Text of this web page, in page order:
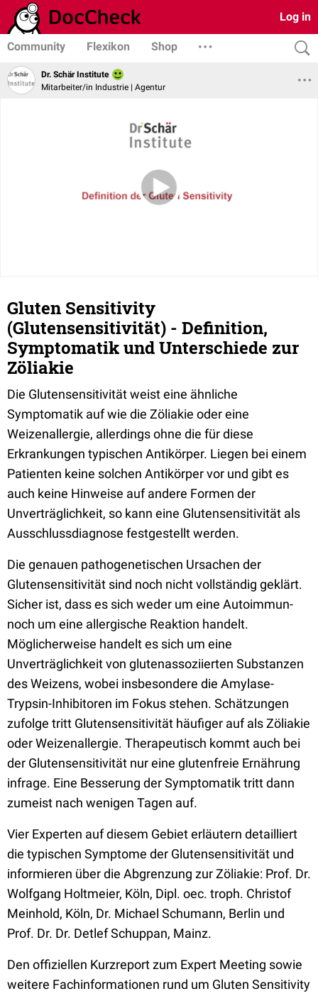
Log in
Community Flexikon Shop
Dr. Schär Institute
Mitarbeiter/in Industrie | Agentur
Gluten Sensitivity
(Glutensensitivität) - Definition,
Symptomatik und Unterschiede zur
Zöliakie
Die Glutensensitivität weist eine ähnliche
Symptomatik auf wie die Zöliakie oder eine
Weizenallergie, allerdings ohne die für diese
Erkrankungen typischen Antikörper. Liegen bei einem
Patienten keine solchen Antikörper vor und gibt es
auch keine Hinweise auf andere Formen der
Unverträglichkeit, so kann eine Glutensensitivität als
Ausschlussdiagnose festgestellt werden.
Die genauen pathogenetischen Ursachen der
Glutensensitivität sind noch nicht vollständig geklärt.
Sicher ist, dass es sich weder um eine Autoimmun-
noch um eine allergische Reaktion handelt.
Möglicherweise handelt es sich um eine
Unverträglichkeit von glutenassoziierten Substanzen
des Weizens, wobei insbesondere die Amylase-
Trypsin-Inhibitoren im Fokus stehen. Schätzungen
zufolge tritt Glutensensitivität häufiger auf als Zöliakie
oder Weizenallergie. Therapeutisch kommt auch bei
der Glutensensitivität nur eine glutenfreie Ernährung
infrage. Eine Besserung der Symptomatik tritt dann
zumeist nach wenigen Tagen auf.
Vier Experten auf diesem Gebiet erläutern detailliert
die typischen Symptome der Glutensensitivität und
informieren über die Abgrenzung zur Zöliakie: Prof. Dr.
Wolfgang Holtmeier, Köln, Dipl. oec. troph. Christof
Meinhold, Köln, Dr. Michael Schumann, Berlin und
Prof. Dr. Dr. Detlef Schuppan, Mainz.
Den offiziellen Kurzreport zum Expert Meeting sowie
weitere Fachinformationen rund um Gluten Sensitivity